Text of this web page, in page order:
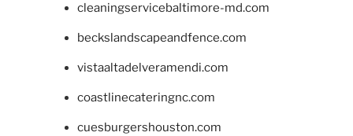
cleaningservicebaltimore-md.com
beckslandscapeandfence.com
vistaaltadelveramendi.com
coastlinecateringnc.com
cuesburgershouston.com